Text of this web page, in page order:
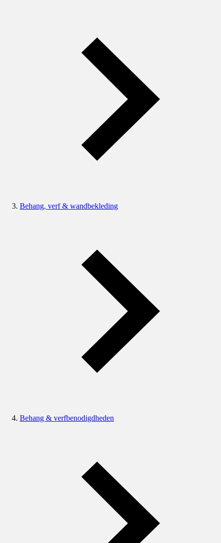
Behang, verf & wandbekleding
Behang & verfbenodigdheden